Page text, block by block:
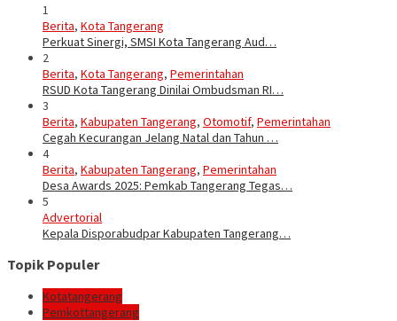
1
Berita, Kota Tangerang
Perkuat Sinergi, SMSI Kota Tangerang Aud…
2
Berita, Kota Tangerang, Pemerintahan
RSUD Kota Tangerang Dinilai Ombudsman RI…
3
Berita, Kabupaten Tangerang, Otomotif, Pemerintahan
Cegah Kecurangan Jelang Natal dan Tahun …
4
Berita, Kabupaten Tangerang, Pemerintahan
Desa Awards 2025: Pemkab Tangerang Tegas…
5
Advertorial
Kepala Disporabudpar Kabupaten Tangerang…
Topik Populer
Kotatangerang
Pemkottangerang